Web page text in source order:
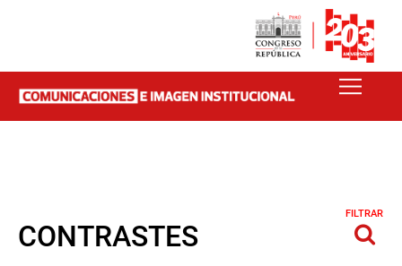
CONTRASTES
FILTRAR